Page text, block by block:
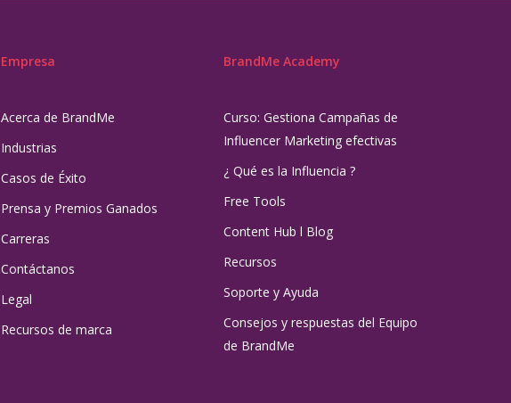
Empresa
Acerca de BrandMe
Industrias
Casos de Éxito
Prensa y Premios Ganados
Carreras
Contáctanos
Legal
Recursos de marca
BrandMe Academy
Curso: Gestiona Campañas de
Influencer Marketing efectivas
¿ Qué es la Influencia ?
Free Tools
Content Hub l Blog
Recursos
Soporte y Ayuda
Consejos y respuestas del Equipo
de BrandMe